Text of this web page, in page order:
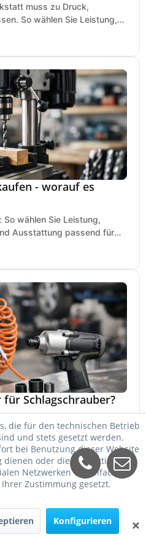
muss zu Druck,
So wählen Sie Leistung,
- worauf es
wählen Sie Leistung,
Ausstattung passend für
Schlagschrauber?
Druck und Motorleistung
✕
die für den technischen Betrieb
und stets gesetzt werden.
bei Benutzung dieser Website
oder die Interaktion mit
Netzwerken vereinfachen
Zustimmung gesetzt.
Konfigurieren